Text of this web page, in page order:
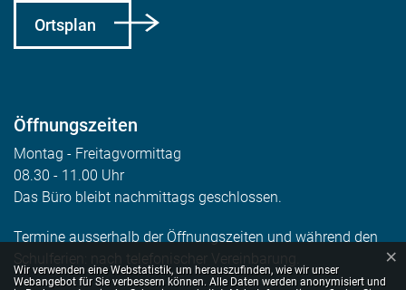
Ortsplan
Öffnungszeiten
Montag - Freitagvormittag
08.30 - 11.00 Uhr
Das Büro bleibt nachmittags geschlossen.
Termine ausserhalb der Öffnungszeiten und während den
Schulferien: nach telefonischer Vereinbarung.
Webstatistik
Wir verwenden eine Webstatistik, um herauszufinden, wie wir unser
Webangebot für Sie verbessern können. Alle Daten werden anonymisiert und
×